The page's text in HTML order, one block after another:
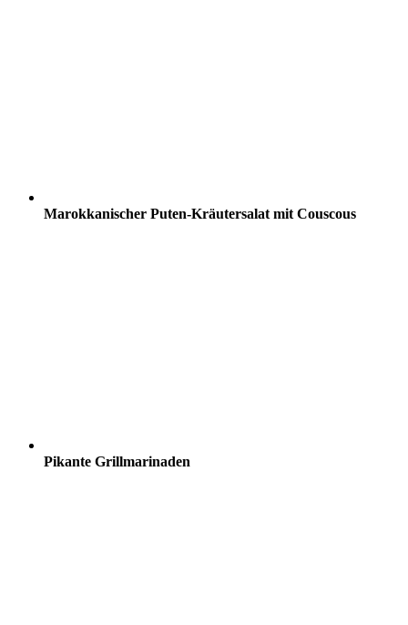
Marokkanischer Puten-Kräutersalat mit Couscous
Pikante Grillmarinaden